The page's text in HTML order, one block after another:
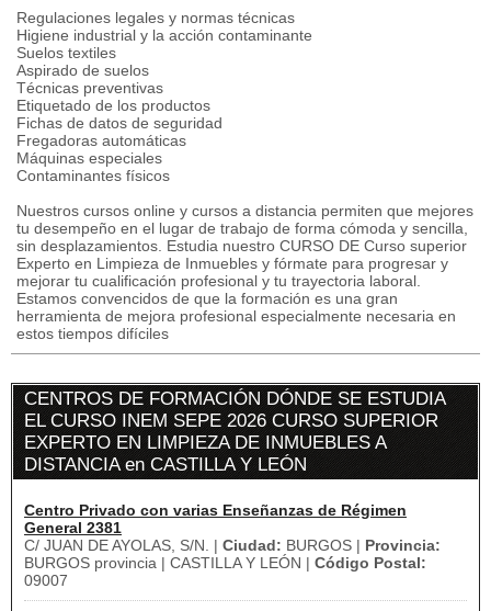
Regulaciones legales y normas técnicas
Higiene industrial y la acción contaminante
Suelos textiles
Aspirado de suelos
Técnicas preventivas
Etiquetado de los productos
Fichas de datos de seguridad
Fregadoras automáticas
Máquinas especiales
Contaminantes físicos
Nuestros cursos online y cursos a distancia permiten que mejores
tu desempeño en el lugar de trabajo de forma cómoda y sencilla,
sin desplazamientos. Estudia nuestro CURSO DE Curso superior
Experto en Limpieza de Inmuebles y fórmate para progresar y
mejorar tu cualificación profesional y tu trayectoria laboral.
Estamos convencidos de que la formación es una gran
herramienta de mejora profesional especialmente necesaria en
estos tiempos difíciles
CENTROS DE FORMACIÓN DÓNDE SE ESTUDIA
EL CURSO INEM SEPE 2026 CURSO SUPERIOR
EXPERTO EN LIMPIEZA DE INMUEBLES A
DISTANCIA en CASTILLA Y LEÓN
Centro Privado con varias Enseñanzas de Régimen
General 2381
C/ JUAN DE AYOLAS, S/N. | Ciudad: BURGOS | Provincia:
BURGOS provincia | CASTILLA Y LEÓN | Código Postal:
09007